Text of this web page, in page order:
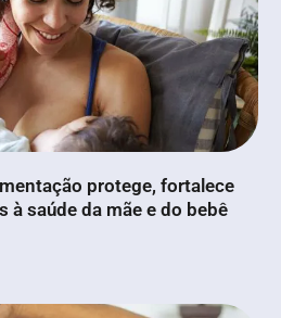
protege, fortalece
à saúde da mãe e do bebê